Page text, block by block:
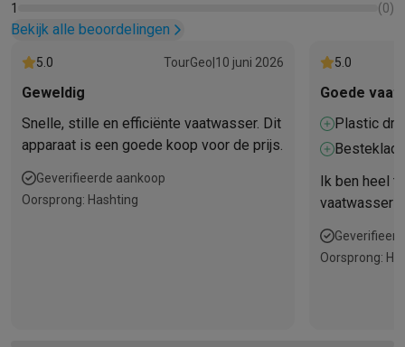
1
(0)
Bekijk alle beoordelingen
5.0 TourGeo 10 juni 2026
Geweldig
Snelle, stille en efficiënte vaatwasser. Dit
apparaat is een goede koop voor de prijs.
Geverifieerde aankoop
Oorsprong: Hashting
5.0
Goede
Plastic
Ik ben heel
vaatwasser
mijn plastic
dat is
besteklade
Oorsprong: